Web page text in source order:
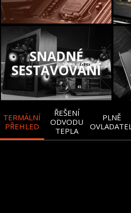
SNADNÉ
SESTAVOVÁNÍ
TERMÁLNÍ
PŘEHLED
ŘEŠENÍ
ODVODU
TEPLA
PLNĚ